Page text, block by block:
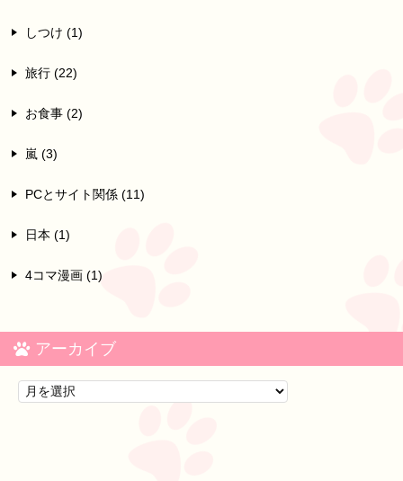
しつけ (1)
旅行 (22)
お食事 (2)
嵐 (3)
PCとサイト関係 (11)
日本 (1)
4コマ漫画 (1)
アーカイブ